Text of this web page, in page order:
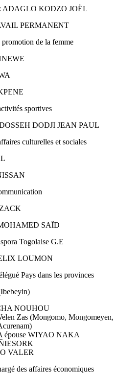
: ADAGLO KODZO JOËL
PERMANENT
de la femme
sportives
DODJI JEAN PAUL
culturelles et sociales
SAÏD
Togolaise G.E
LOUMON
Pays dans les provinces
NOUHOU
Zas (Mongomo, Mongomeyen,
épouse WIYAO NAKA
VALER
des affaires économiques